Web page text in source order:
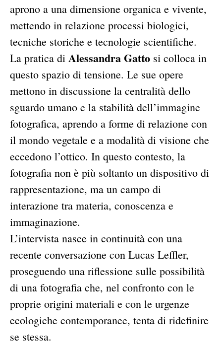
aprono a una dimensione organica e vivente,
mettendo in relazione processi biologici,
tecniche storiche e tecnologie scientifiche.
La pratica di Alessandra Gatto si colloca in
questo spazio di tensione. Le sue opere
mettono in discussione la centralità dello
sguardo umano e la stabilità dell’immagine
fotografica, aprendo a forme di relazione con
il mondo vegetale e a modalità di visione che
eccedono l’ottico. In questo contesto, la
fotografia non è più soltanto un dispositivo di
rappresentazione, ma un campo di
interazione tra materia, conoscenza e
immaginazione.
L’intervista nasce in continuità con una
recente conversazione con Lucas Leffler,
proseguendo una riflessione sulle possibilità
di una fotografia che, nel confronto con le
proprie origini materiali e con le urgenze
ecologiche contemporanee, tenta di ridefinire
se stessa.